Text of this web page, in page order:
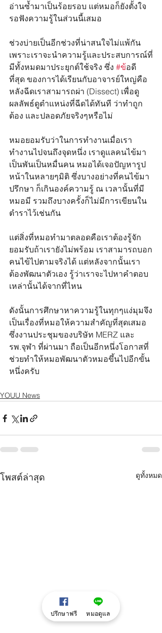
อ่านซ้ำมาเป็นร้อยรอบ แต่หมอก็ยังตั้งใจ
รอฟังความรู้ในส่วนนี้เสมอ
ช่วงบ่ายเป็นอีกช่วงที่น่าสนใจไม่แพ้กัน
เพราะเราจะนำความรู้และประสบการณ์ที่
มีทั้งหมดมาประยุกต์ใช้จริง ซึ่ง #ข้อดี
ที่สุด ของการได้เรียนกับอาจารย์ใหญ่คือ
หลังฉีดเราสามารถผ่า (Dissect) เพื่อดู
ผลลัพธ์ดูตำแหน่งที่ฉีดได้ทันที ว่าทำถูก
ต้อง และปลอดภัยจริงๆหรือไม่
หมอยอมรับว่าในการทำงานเมื่อเรา
ทำงานไปจนถึงจุดหนึ่ง เราดูแลคนไข้มา
เป็นพันเป็นหมื่นคน หมอได้เจอปัญหารูป
หน้าในหลายๆมิติ ซึ่งบางอย่างที่คนไข้มา
ปรึกษา ก็เกินองค์ความรู้ ณ เวลานั้นที่มี
หมอมี รวมถึงบางครั้งก็ไม่มีการเขียนใน
ตำราไว้เช่นกัน
แต่สิ่งที่หมอทำมาตลอดคือเราต้องรู้จัก
ยอมรับถ้าเรายังไม่พร้อม เราสามารถบอก
คนไข้ไปตามจริงได้ แต่หลังจากนั้นเรา
ต้องพัฒนาตัวเอง รู้ว่าเราจะไปหาคำตอบ
เหล่านั้นได้จากที่ไหน
ดังนั้นการศึกษาหาความรู้ในทุกๆแง่มุมจึง
เป็นเรื่องที่หมอให้ความสำคัญที่สุดเสมอ
ซึ่งงานประชุมของบริษัท MERZ และ
รพ.จุฬา ที่ผ่านมา ถือเป็นอีกหนึ่งโอกาสที่
ช่วยทำให้หมอพัฒนาตัวหมอขึ้นไปอีกขั้น
หนึ่งครับ
YOUU News
โพสต์ล่าสุด ดูทั้งหมด
ปรึกษาฟรี หมอดูแล